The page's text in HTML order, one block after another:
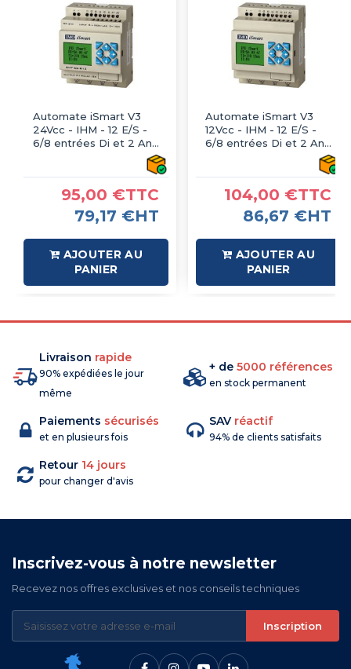
Automate iSmart V3
24Vcc - IHM - 12 E/S -
6/8 entrées Di et 2 Ana
- 4 sorties relais - IMO
95,00 €TTC
79,17 €HT
AJOUTER AU
PANIER
Automate iSmart V3
12Vcc - IHM - 12 E/S -
6/8 entrées Di et 2 Ana
- 4 sorties relais - IMO
104,00 €TTC
86,67 €HT
AJOUTER AU
PANIER
Livraison rapide
90% expédiées le jour
même
+ de 5000 références
en stock permanent
Paiements sécurisés
et en plusieurs fois
SAV réactif
94% de clients satisfaits
Retour 14 jours
pour changer d'avis
Inscrivez-vous à notre newsletter
Recevez nos offres exclusives et nos conseils techniques
Inscription